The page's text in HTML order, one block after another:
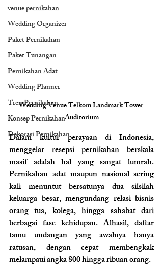
venue pernikahan
Wedding Organizer
Paket Pernikahan
Paket Tunangan
Pernikahan Adat
Wedding Planner
Tren Pernikahan
Konsep Pernikahan
Dekorasi Pernikahan
Wedding Venue Telkom Landmark Tower
Auditorium
Dalam kultur perayaan di Indonesia,
menggelar resepsi pernikahan berskala
masif adalah hal yang sangat lumrah.
Pernikahan adat maupun nasional sering
kali menuntut bersatunya dua silsilah
keluarga besar, mengundang relasi bisnis
orang tua, kolega, hingga sahabat dari
berbagai fase kehidupan. Alhasil, daftar
tamu undangan yang awalnya hanya
ratusan, dengan cepat membengkak
melampaui angka 800 hingga ribuan orang.